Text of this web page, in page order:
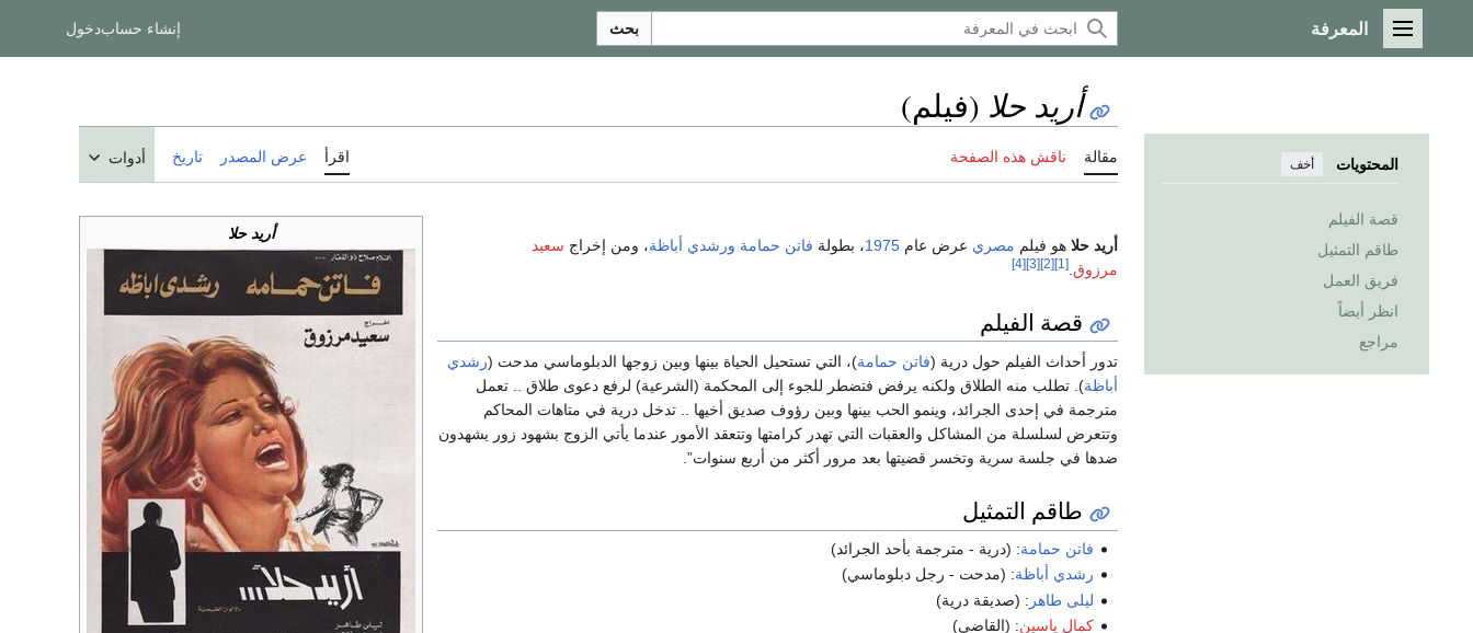
القائمة الرئيسية
المعرفة بحث إنشاء حسابدخول
المحتويات أخف
قصة الفيلم
طاقم التمثيل
فريق العمل
انظر أيضاً
مراجع
أريد حلا (فيلم)
مقالة ناقش هذه الصفحة اقرأ عرض المصدر تاريخ أدوات
أريد حلا
أريد حلا هو فيلم مصري عرض عام 1975، بطولة فاتن حمامة ورشدي أباظة، ومن إخراج سعيد
مرزوق [1]
[2]
[3]
[4]
قصة الفيلم
تدور أحداث الفيلم حول درية (فاتن حمامة)، التي تستحيل الحياة بينها وبين زوجها الدبلوماسي مدحت (رشدي
أباظة). تطلب منه الطلاق ولكنه يرفض فتضطر للجوء إلى المحكمة (الشرعية) لرفع دعوى طلاق .. تعمل
مترجمة في إحدى الجرائد، وينمو الحب بينها وبين رؤوف صديق أخيها .. تدخل درية في متاهات المحاكم
وتتعرض لسلسلة من المشاكل والعقبات التي تهدر كرامتها وتتعقد الأمور عندما يأتي الزوج بشهود زور يشهدون
ضدها في جلسة سرية وتخسر قضيتها بعد مرور أكثر من أربع سنوات”.
طاقم التمثيل
فاتن حمامة: (درية - مترجمة بأحد الجرائد)
رشدي أباظة: (مدحت - رجل دبلوماسي)
ليلى طاهر : (صديقة درية)
كمال ياسين: (القاضي)